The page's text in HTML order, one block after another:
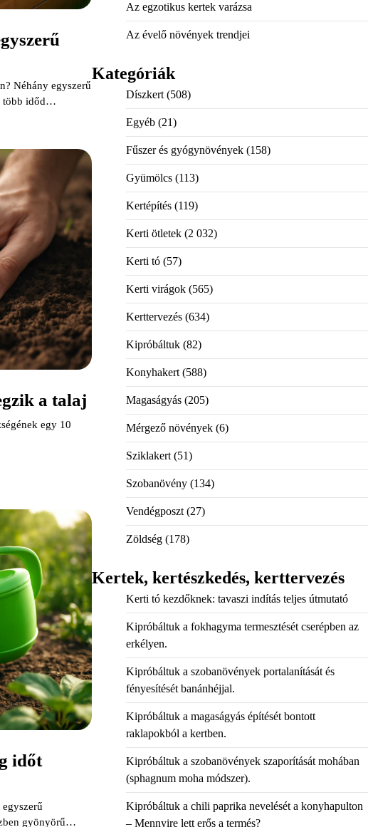
Néhány egyszerű
több időd…
a talaj
egy 10
időt
gyönyörű…
Az egzotikus kertek varázsa
Az évelő növények trendjei
Kategóriák
Díszkert(508)
Egyéb(21)
Fűszer és gyógynövények(158)
Gyümölcs(113)
Kertépítés(119)
Kerti ötletek(2 032)
Kerti tó(57)
Kerti virágok(565)
Kerttervezés(634)
Kipróbáltuk(82)
Konyhakert(588)
Magaságyás(205)
Mérgező növények(6)
Sziklakert(51)
Szobanövény(134)
Vendégposzt(27)
Zöldség(178)
Kertek, kertészkedés, kerttervezés
Kerti tó kezdőknek: tavaszi indítás teljes útmutató
Kipróbáltuk a fokhagyma termesztését cserépben az
erkélyen.
Kipróbáltuk a szobanövények portalanítását és
fényesítését banánhéjjal.
Kipróbáltuk a magaságyás építését bontott
raklapokból a kertben.
Kipróbáltuk a szobanövények szaporítását mohában
(sphagnum moha módszer).
Kipróbáltuk a chili paprika nevelését a konyhapulton
– Mennyire lett erős a termés?